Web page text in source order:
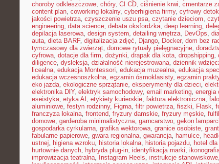
choroby odkleszczowe, chóry, CI CD, ciśnienie krwi, cmentarze
content plan, coworking lokalny, cyberhigiena firmy, cyfrowy
jakości powietrza, czyszczenie uszu psa, czytanie dzieciom,
engineering, data science, debata oksfordzka, deep learning,
depilacja laserowa, design system, detailing wnętrza, DevOps,
auta, dieta BARF, digitalizacja zdjęć, Django, Docker, dom bez
tymczasowy dla zwierząt, domowe rytuały pielęgnacyjne,
cyfrowa, dotacje dla firm, dożynki, drapak dla kota, dropshipping,
diligence, dysleksja, działalność nierejestrowana, dziennik
licealna, edukacja Montessori, edukacja muzealna, edukacja
edukacja wczesnoszkolna, egzamin ósmoklasisty, egzamin
eko jazda, ekologiczne sprzątanie, eksperymenty dla dzieci,
elektronika DIY, elektryk samochodowy, email marketing, energia
eseistyka, etyka AI , etykiety kurierskie, faktura elektroniczna,
aluminiowe, festyn rodzinny, Figma, filtr powietrza, fiszki, Flask,
franczyza lokalna, frontend, fryzury damskie, fryzury męskie,
domowe, garderoba minimalistyczna, garncarstwo, gekon
gospodarka cyrkularna, grafika wektorowa, granice osobiste,
fabularne papierowe, gwara regionalna, gwarancja, hamulce,
ustnej, higiena wzroku, historia lokalna, historia pojazdu, hotel
hurtownie danych, hybryda plug-in, identyfikacja marki,
improwizacja teatralna, Instagram Reels, instrukcje stanowiskowe